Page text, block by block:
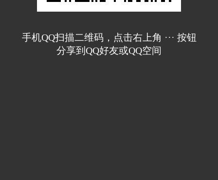
手机QQ扫描二维码，点击右上角 ··· 按钮
分享到QQ好友或QQ空间